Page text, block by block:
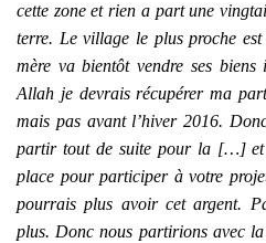
cette zone et rien a part une
terre. Le village le plus proche
mère va bientôt vendre ses
Allah je devrais récupérer ma
mais pas avant l’hiver 2016.
partir tout de suite pour la […] et
place pour participer à votre
pourrais plus avoir cet argent.
plus. Donc nous partirions avec